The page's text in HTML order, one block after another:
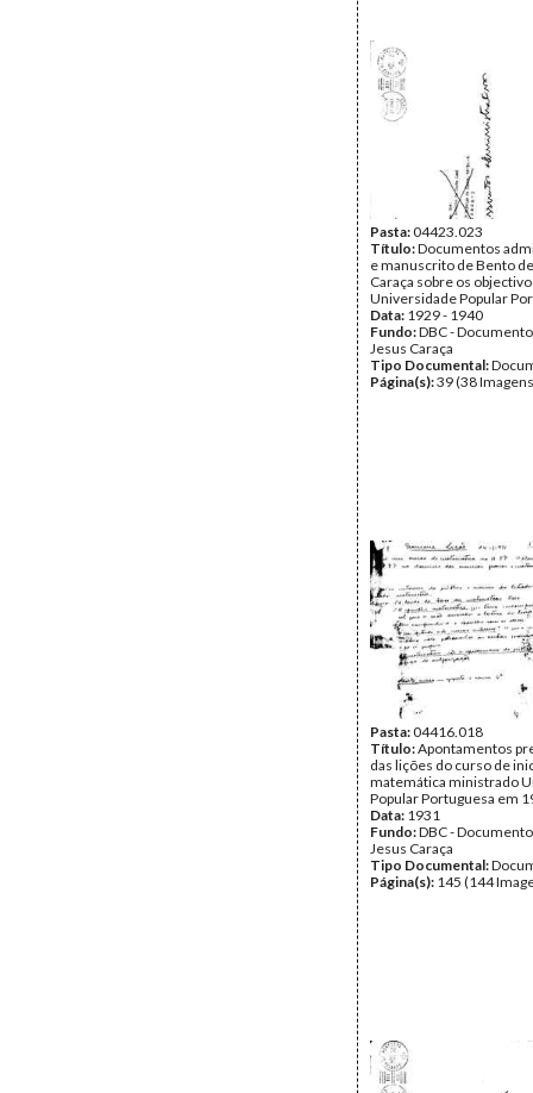
Pasta:04423.023
Título:Documentos
e manuscrito de Bento
Caraça sobre os
Universidade Popular
Data: 1929 - 1940
Fundo:DBC -
Jesus Caraça
Tipo Documental:
Página(s):39 (38
Pasta:04416.018
Título:Apontamentos
das lições do curso de
matemática ministrado
Popular Portuguesa em
Data: 1931
Fundo:DBC -
Jesus Caraça
Tipo Documental:
Página(s): 145 (144